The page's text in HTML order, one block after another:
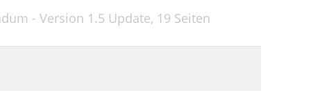
- Version 1.5 Update, 19 Seiten